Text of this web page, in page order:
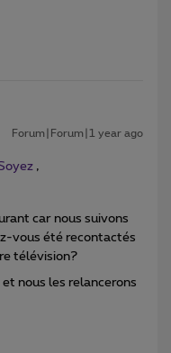
Forum|Forum|1 year ago
,
car nous suivons
vous été recontactés
télévision?
et nous les relancerons